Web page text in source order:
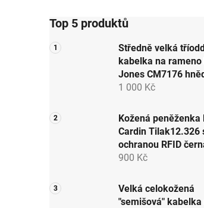
o
s
t
n
n
e
Top 5 produktů
Středně velká
kabelka na rameno
Jones CM7176
1 000 Kč
Kožená peněženka
Cardin Tilak12.326
ochranou RFID
900 Kč
Velká celokožená
"semišová" kabelka